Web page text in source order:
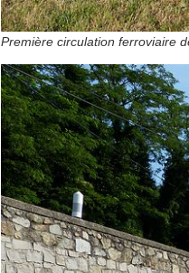
Première circulation ferroviaire